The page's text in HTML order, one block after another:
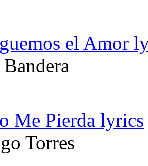
el Amor
Me Pierda lyrics
Torres